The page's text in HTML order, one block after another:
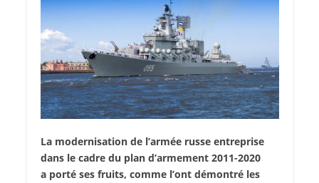
La modernisation de l’armée russe entreprise
dans le cadre du plan d’armement 2011-2020
a porté ses fruits, comme l’ont démontré les